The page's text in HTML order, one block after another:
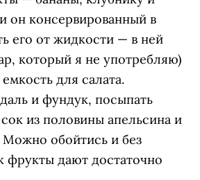
он консервированный в
его от жидкости — в ней
который я не употребляю)
для салата.
и фундук, посыпать
из половины апельсина и
Можно обойтись и без
фрукты дают достаточно